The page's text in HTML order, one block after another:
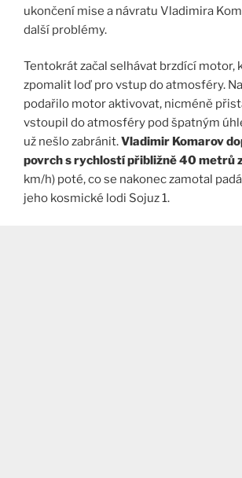
ukončení mise a návratu Vladimira
další problémy.
Tentokrát začal selhávat brzdící motor,
zpomalit loď pro vstup do atmosféry.
podařilo motor aktivovat, nicméně
vstoupil do atmosféry pod špatným
už nešlo zabránit.Vladimir Komarov
povrch s rychlostí přibližně 40 metrů
km/h) poté, co se nakonec zamotal
jeho kosmické lodi Sojuz 1.